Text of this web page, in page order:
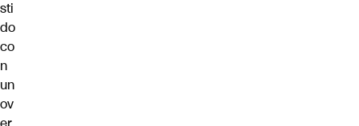
sti
do
co
n
un
ov